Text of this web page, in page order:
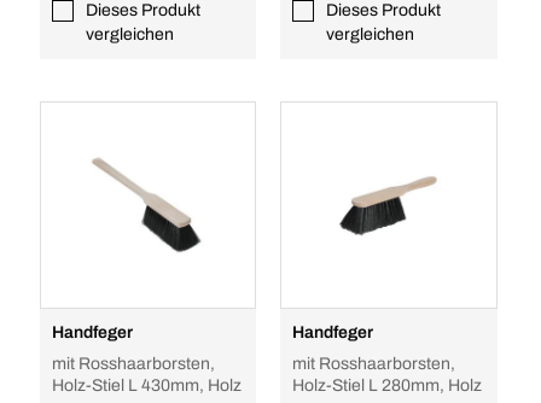
Dieses Produkt
vergleichen
Dieses Produkt
vergleichen
Handfeger
mit Rosshaarborsten,
Holz-Stiel L 430mm, Holz
Handfeger
mit Rosshaarborsten,
Holz-Stiel L 280mm, Holz